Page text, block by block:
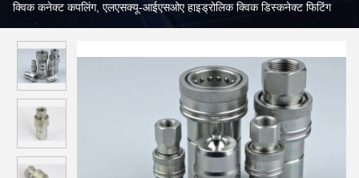
क्विक कनेक्ट कपलिंग, एलएसक्यू-आईएसओए हाइड्रोलिक क्विक डिस्कनेक्ट फिटिंग